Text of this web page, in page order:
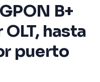
B+
OLT, hasta
puerto